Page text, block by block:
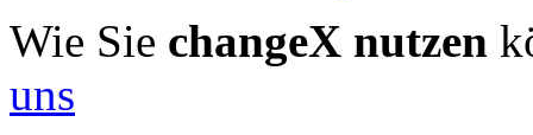
Wie Sie changeX nutzen
uns